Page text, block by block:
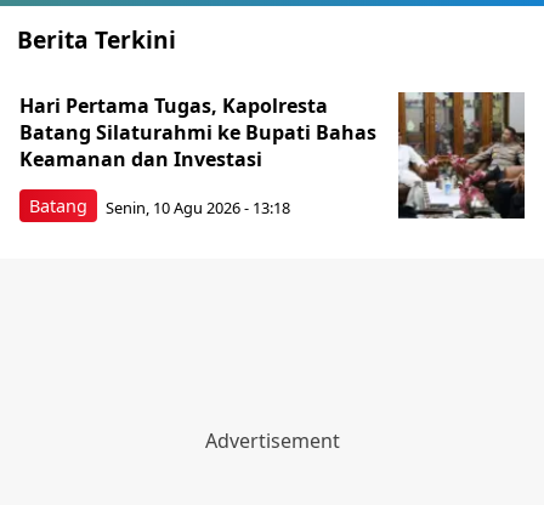
Berita Terkini
Batang
Hari Pertama Tugas, Kapolresta
Batang Silaturahmi ke Bupati Bahas
Keamanan dan Investasi
Senin, 10 Agu 2026 - 13:18